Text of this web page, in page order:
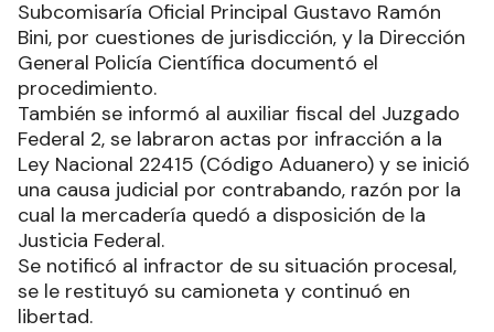
Subcomisaría Oficial Principal Gustavo Ramón
Bini, por cuestiones de jurisdicción, y la Dirección
General Policía Científica documentó el
procedimiento.
También se informó al auxiliar fiscal del Juzgado
Federal 2, se labraron actas por infracción a la
Ley Nacional 22415 (Código Aduanero) y se inició
una causa judicial por contrabando, razón por la
cual la mercadería quedó a disposición de la
Justicia Federal.
Se notificó al infractor de su situación procesal,
se le restituyó su camioneta y continuó en
libertad.